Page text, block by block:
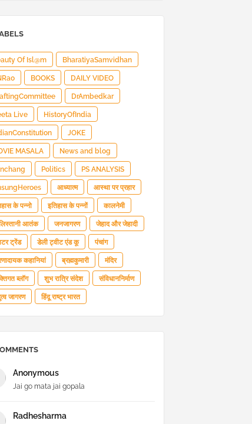
Of Isl@m BharatiyaSamvidhan
BOOKS DAILY VIDEO
DrAmbedkar
Live HistoryOfIndia
JOKE
MASALA News and blog
Politics PS ANALYSIS
आध्यात्म आस्था पर प्रहार
के पन्नो इतिहास के पन्नों कालनेमी
आतंक जनजागरण जेहाद और जेहादी
ट्रेंड डेली ट्वीट एंड कू पंचांग
कहानियां ब्रह्मकुमारी मंदिर
ब्लॉग शुभ रात्रि संदेश संविधाननिर्माण
जागरण हिंदू राष्ट्र भारत
Anonymous
Jai go mata jai gopala
Radhesharma